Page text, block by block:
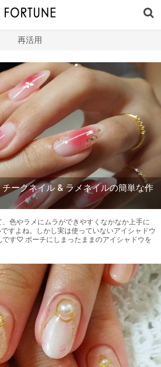
再活用
ークネイル & ラメネイルの簡単な作
色やラメにムラができやすくなかなか上手に
すよね。しかし実は使っていないアイシャドウ
す♡ ポーチにしまったままのアイシャドウを